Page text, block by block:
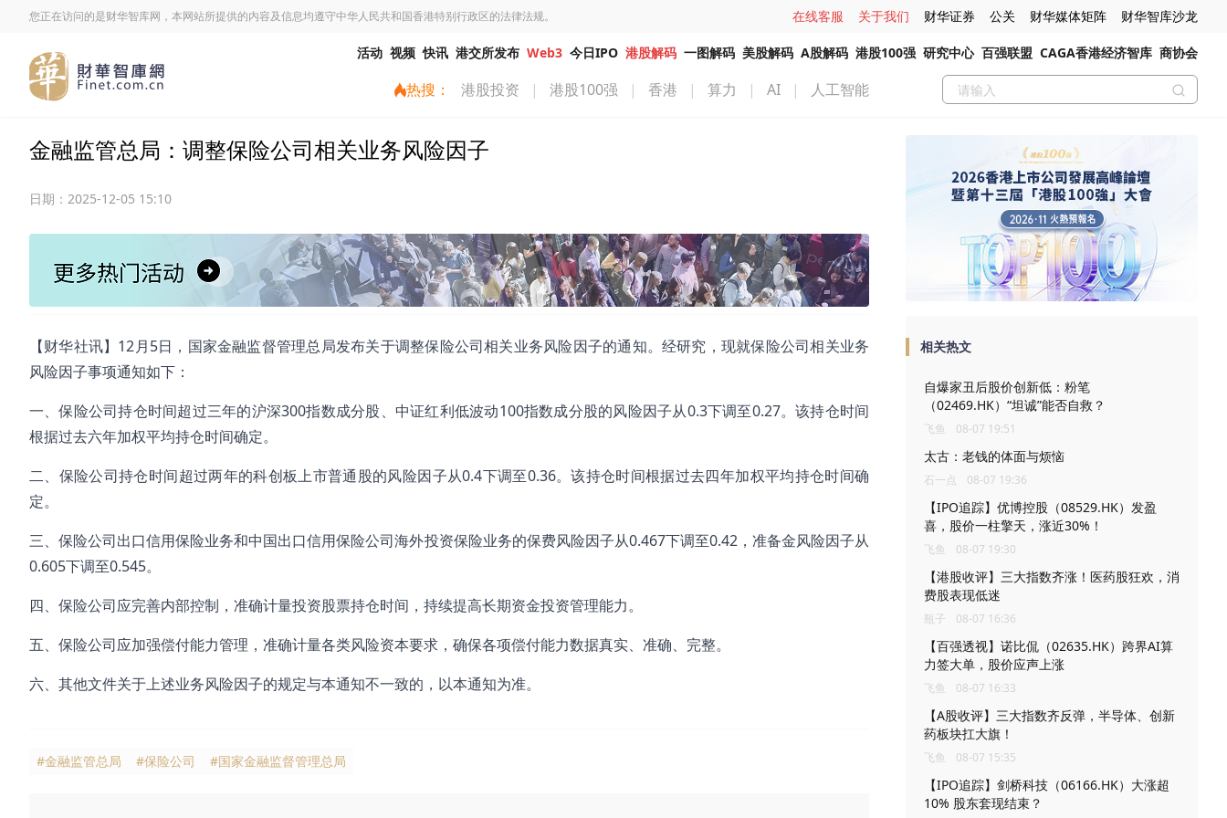
您正在访问的是财华智库网，本网站所提供的内容及信息均遵守中华人民共和国香港特别行政区的法律法规。 在线客服 关于我们 财华证券 公关 财华媒体矩阵 财华智库沙龙
活动 视频 快讯 港交所发布 Web3 今日IPO 港股解码 一图解码 美股解码 A股解码 港股100强 研究中心 百强联盟 CAGA香港经济智库 商协会
热搜： 港股投资 | 港股100强 | 香港 | 算力 | AI | 人工智能
金融监管总局：调整保险公司相关业务风险因子
日期： 2025-12-05 15:10
【财华社讯】12月5日，国家金融监督管理总局发布关于调整保险公司相关业务风险因子的通知。经研究，现就保险公司相关业务
风险因子事项通知如下：
一、保险公司持仓时间超过三年的沪深300指数成分股、中证红利低波动100指数成分股的风险因子从0.3下调至0.27。该持仓时间
根据过去六年加权平均持仓时间确定。
二、保险公司持仓时间超过两年的科创板上市普通股的风险因子从0.4下调至0.36。该持仓时间根据过去四年加权平均持仓时间确
定。
三、保险公司出口信用保险业务和中国出口信用保险公司海外投资保险业务的保费风险因子从0.467下调至0.42，准备金风险因子从
0.605下调至0.545。
四、保险公司应完善内部控制，准确计量投资股票持仓时间，持续提高长期资金投资管理能力。
五、保险公司应加强偿付能力管理，准确计量各类风险资本要求，确保各项偿付能力数据真实、准确、完整。
六、其他文件关于上述业务风险因子的规定与本通知不一致的，以本通知为准。
#金融监管总局 #保险公司 #国家金融监督管理总局
相关热文
自爆家丑后股价创新低：粉笔
（02469.HK）“坦诚”能否自救？
飞鱼 08-07 19:51
太古：老钱的体面与烦恼
石一点 08-07 19:36
【IPO追踪】优博控股（08529.HK）发盈
喜，股价一柱擎天，涨近30%！
飞鱼 08-07 19:30
【港股收评】三大指数齐涨！医药股狂欢，消
费股表现低迷
瓶子 08-07 16:36
【百强透视】诺比侃（02635.HK）跨界AI算
力签大单，股价应声上涨
飞鱼 08-07 16:33
【A股收评】三大指数齐反弹，半导体、创新
药板块扛大旗！
飞鱼 08-07 15:35
【IPO追踪】剑桥科技（06166.HK）大涨超
10% 股东套现结束？